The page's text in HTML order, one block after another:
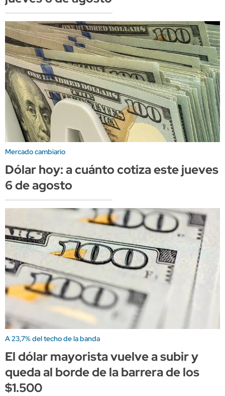
Mercado cambiario
Dólar hoy: a cuánto cotiza este jueves
6 de agosto
A 23,7% del techo de la banda
El dólar mayorista vuelve a subir y
queda al borde de la barrera de los
$1.500